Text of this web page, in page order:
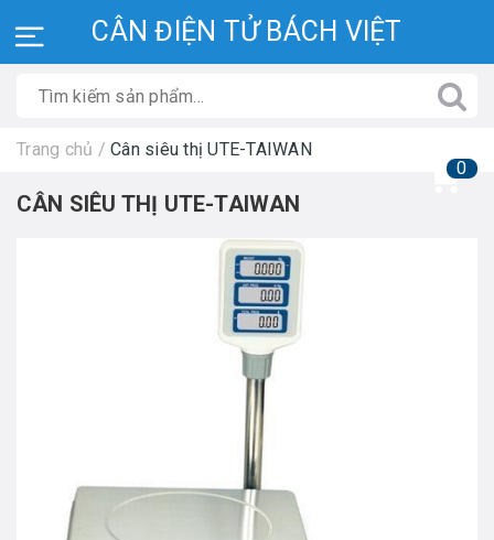
CÂN ĐIỆN TỬ BÁCH VIỆT
0
Trang chủ / Cân siêu thị UTE-TAIWAN
CÂN SIÊU THỊ UTE-TAIWAN